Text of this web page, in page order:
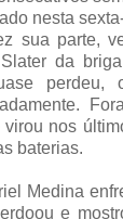
nesta
sua parte,
da
virou nos
baterias.
Medina
e